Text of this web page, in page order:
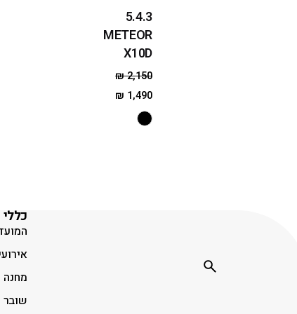
5.4.3
METEOR
X10D
₪2,150
₪ 1,490
כללי
מחנה
שובר